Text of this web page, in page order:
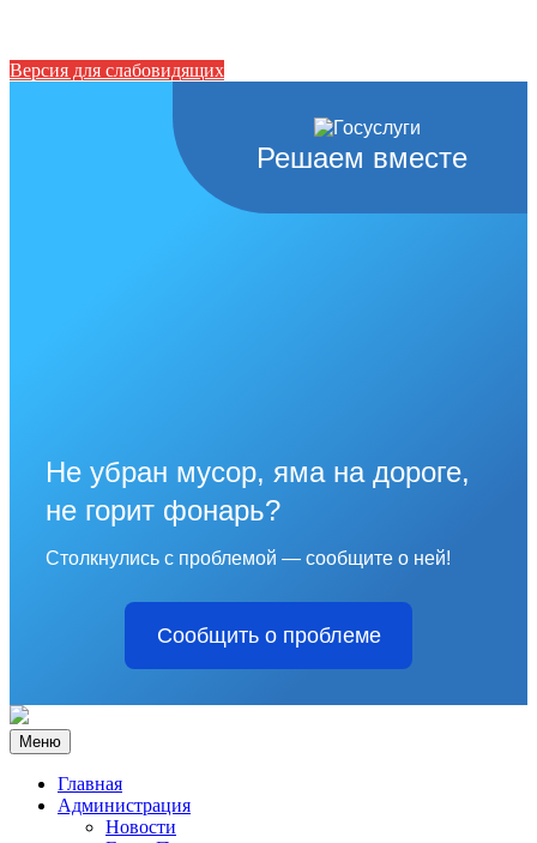
Версия для слабовидящих
Решаем вместе
Не убран мусор, яма на дороге,
не горит фонарь?
Столкнулись с проблемой — сообщите о ней!
Сообщить о проблеме
Меню
Главная
Администрация
Новости